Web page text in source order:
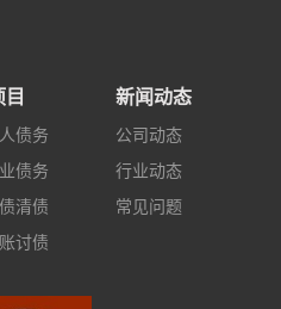
目
债务
债务
清债
讨债
新闻动态
公司动态
行业动态
常见问题